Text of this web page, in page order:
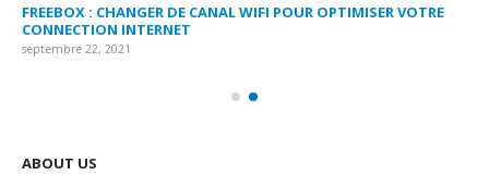
FREEBOX : CHANGER DE CANAL WIFI POUR OPTIMISER VOTRE
CONNECTION INTERNET
septembre 22, 2021
ABOUT US